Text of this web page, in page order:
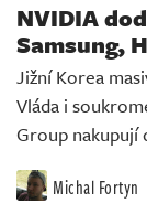
NVIDIA
Samsung,
Jižní Korea
Vláda i
Group nakupují
Michal Fortyn